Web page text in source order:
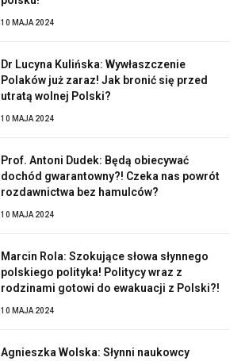
10 MAJA 2024
Dr Lucyna Kulińska: Wywłaszczenie
Polaków już zaraz! Jak bronić się przed
utratą wolnej Polski?
10 MAJA 2024
Prof. Antoni Dudek: Będą obiecywać
dochód gwarantowny?! Czeka nas powrót
rozdawnictwa bez hamulców?
10 MAJA 2024
Marcin Rola: Szokujące słowa słynnego
polskiego polityka! Politycy wraz z
rodzinami gotowi do ewakuacji z Polski?!
10 MAJA 2024
Agnieszka Wolska: Słynni naukowcy